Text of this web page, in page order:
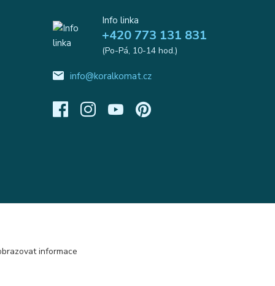
Info linka
+420 773 131 831
(Po-Pá, 10-14 hod.)
info@koralkomat.cz
informace